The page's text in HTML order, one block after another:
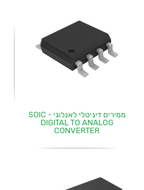
ממירים דיגיטלי לאנלוגי - SOIC
DIGITAL TO ANALOG
CONVERTER